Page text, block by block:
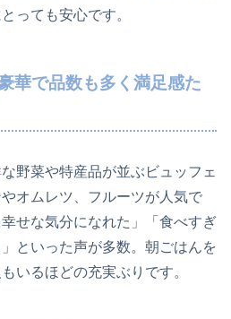
っても安心です。
華で品数も多く満足感た
野菜や特産品が並ぶビュッフェ
オムレツ、フルーツが人気で
せな気分になれた」「食べすぎ
といった声が多数。朝ごはんを
いるほどの充実ぶりです。